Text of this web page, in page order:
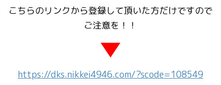
こちらのリンクから登録して頂いた方だけですので
ご注意を！！
https://dks.nikkei4946.com/?scode=108549